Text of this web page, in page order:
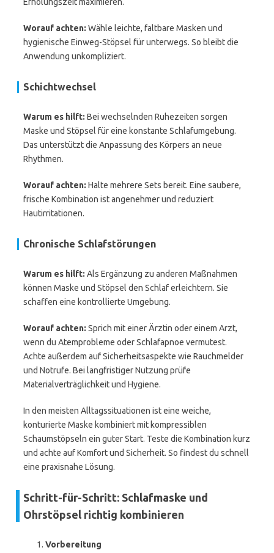
Worauf achten: Wähle leichte, faltbare Masken und
hygienische Einweg-Stöpsel für unterwegs. So bleibt die
Anwendung unkompliziert.
Schichtwechsel
Warum es hilft: Bei wechselnden Ruhezeiten sorgen
Maske und Stöpsel für eine konstante Schlafumgebung.
Das unterstützt die Anpassung des Körpers an neue
Rhythmen.
Worauf achten: Halte mehrere Sets bereit. Eine saubere,
frische Kombination ist angenehmer und reduziert
Hautirritationen.
Chronische Schlafstörungen
Warum es hilft: Als Ergänzung zu anderen Maßnahmen
können Maske und Stöpsel den Schlaf erleichtern. Sie
schaffen eine kontrollierte Umgebung.
Worauf achten: Sprich mit einer Ärztin oder einem Arzt,
wenn du Atemprobleme oder Schlafapnoe vermutest.
Achte außerdem auf Sicherheitsaspekte wie Rauchmelder
und Notrufe. Bei langfristiger Nutzung prüfe
Materialverträglichkeit und Hygiene.
In den meisten Alltagssituationen ist eine weiche,
konturierte Maske kombiniert mit kompressiblen
Schaumstöpseln ein guter Start. Teste die Kombination kurz
und achte auf Komfort und Sicherheit. So findest du schnell
eine praxisnahe Lösung.
Schritt-für-Schritt: Schlafmaske und
Ohrstöpsel richtig kombinieren
Vorbereitung